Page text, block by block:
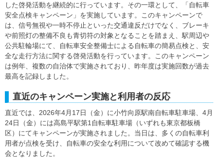
した啓発活動を継続的に行っています。その一環として、「自転車
安全点検キャンペーン」を実施しています。このキャンペーンで
は、信号無視や一時不停止といった交通違反だけでなく、ブレーキ
や前照灯の整備不良も青切符の対象となることを踏まえ、駅周辺や
公共駐輪場にて、自転車安全整備士による自転車の簡易点検と、安
全な走行方法に関する啓発活動を行っています。このキャンペーン
は例年、複数の自治体で実施されており、昨年度は実施回数が過去
最高を記録しました。
直近のキャンペーン実施と利用者の反応
直近では、2026年4月17日（金）に小竹向原駅南自転車駐車場、4月
24日（金）には高島平駅第1自転車駐車場（いずれも東京都板橋
区）にてキャンペーンが実施されました。当日は、多くの自転車利
用者が点検を受け、自転車の安全な利用について改めて確認する機
会となりました。